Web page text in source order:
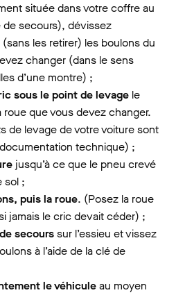
située dans votre coffre au
de secours), dévissez
les retirer) les boulons du
changer (dans le sens
d’une montre) ;
sous le point de levage le
roue que vous devez changer.
de levage de votre voiture sont
technique) ;
jusqu’à ce que le pneu crevé
sol ;
puis la roue. (Posez la roue
jamais le cric devait céder) ;
secourssur l’essieu et vissez
à l’aide de la clé de
le véhiculeau moyen